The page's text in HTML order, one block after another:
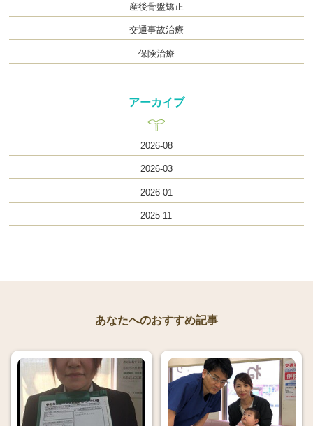
産後骨盤矯正
交通事故治療
保険治療
アーカイブ
2026-08
2026-03
2026-01
2025-11
あなたへのおすすめ記事